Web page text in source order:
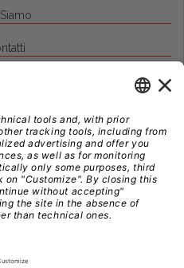
Legali
Cookie